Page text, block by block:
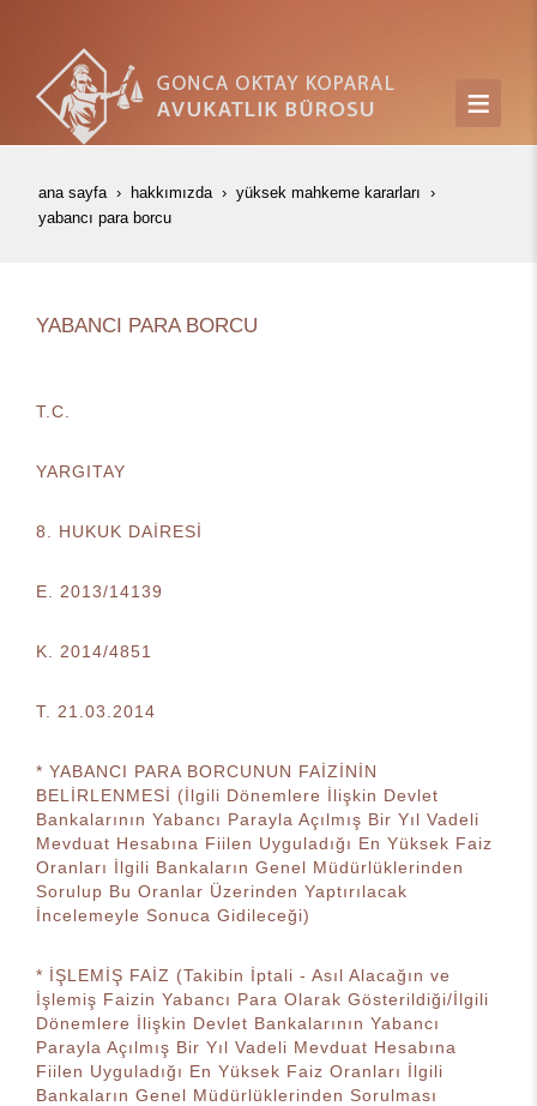
ana sayfa hakkımızda
yüksek mahkeme kararları
yabanci para borcu
YABANCI PARA BORCU
T.C.
YARGITAY
8. HUKUK DAİRESİ
E. 2013/14139
K. 2014/4851
T. 21.03.2014
* YABANCI PARA BORCUNUN FAİZİNİN
BELİRLENMESİ (İlgili Dönemlere İlişkin Devlet
Bankalarının Yabancı Parayla Açılmış Bir Yıl Vadeli
Mevduat Hesabına Fiilen Uyguladığı En Yüksek Faiz
Oranları İlgili Bankaların Genel Müdürlüklerinden
Sorulup Bu Oranlar Üzerinden Yaptırılacak
İncelemeyle Sonuca Gidileceği)
* İŞLEMİŞ FAİZ (Takibin İptali - Asıl Alacağın ve
İşlemiş Faizin Yabancı Para Olarak Gösterildiği/İlgili
Dönemlere İlişkin Devlet Bankalarının Yabancı
Parayla Açılmış Bir Yıl Vadeli Mevduat Hesabına
Fiilen Uyguladığı En Yüksek Faiz Oranları İlgili
Bankaların Genel Müdürlüklerinden Sorulması